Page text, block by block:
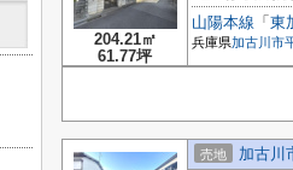
204.21㎡
61.77坪
山陽本線 「 東
兵庫県加古川市
売地 加古川